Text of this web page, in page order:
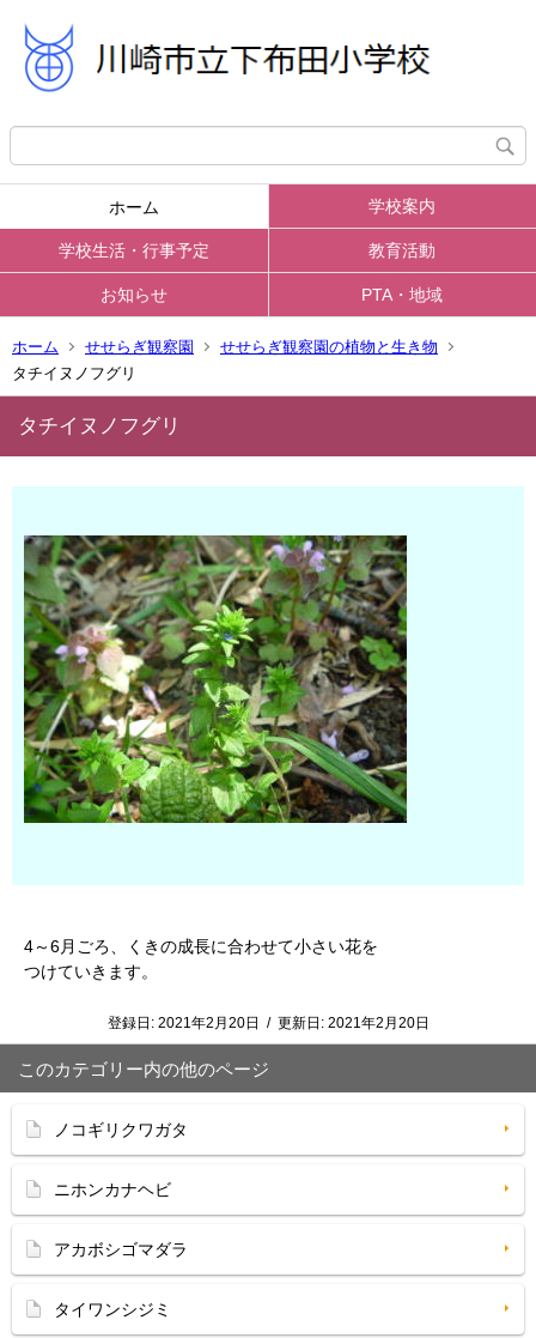
ホーム 学校案内
学校生活・行事予定 教育活動
お知らせ PTA・地域
ホーム せせらぎ観察園
せせらぎ観察園の植物と生き物
タチイヌノフグリ
タチイヌノフグリ
4～6月ごろ、くきの成長に合わせて小さい花を
つけていきます。
登録日: 2021年2月20日 / 更新日: 2021年2月20日
このカテゴリー内の他のページ
ノコギリクワガタ
ニホンカナヘビ
アカボシゴマダラ
タイワンシジミ